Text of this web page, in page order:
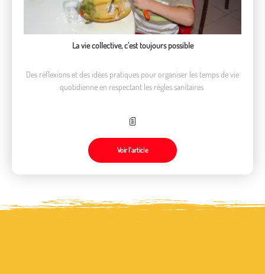
La vie collective, c'est toujours possible
Des réflexions et des idées pratiques pour organiser les temps de vie
quotidienne en respectant les règles sanitaires
Voir l’article